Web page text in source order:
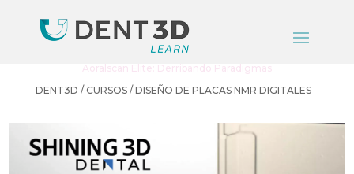
Aoralscan Elite: Derribando Paradigmas
DENT3D / CURSOS / DISEÑO DE PLACAS NMR DIGITALES